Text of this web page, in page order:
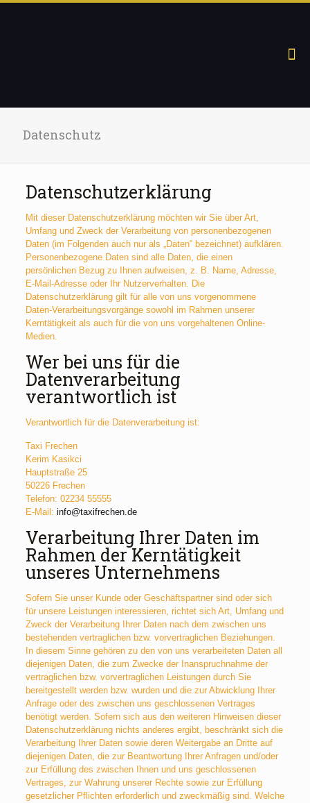
Datenschutz
Datenschutzerklärung
Mit dieser Datenschutzerklärung möchten wir Sie über Art,
Umfang und Zweck der Verarbeitung von personenbezogenen
Daten (im Folgenden auch nur als „Daten“ bezeichnet) aufklären.
Personenbezogene Daten sind alle Daten, die einen
persönlichen Bezug zu Ihnen aufweisen, z. B. Name, Adresse,
E-Mail-Adresse oder Ihr Nutzerverhalten. Die
Datenschutzerklärung gilt für alle von uns vorgenommene
Daten-Verarbeitungsvorgänge sowohl im Rahmen unserer
Kerntätigkeit als auch für die von uns vorgehaltenen Online-
Medien.
Wer bei uns für die
Datenverarbeitung
verantwortlich ist
Verantwortlich für die Datenverarbeitung ist:
Taxi Frechen
Kerim Kasikci
Hauptstraße 25
50226 Frechen
Telefon: 02234 55555
E-Mail: info@taxifrechen.de
Verarbeitung Ihrer Daten im
Rahmen der Kerntätigkeit
unseres Unternehmens
Sofern Sie unser Kunde oder Geschäftspartner sind oder sich
für unsere Leistungen interessieren, richtet sich Art, Umfang und
Zweck der Verarbeitung Ihrer Daten nach dem zwischen uns
bestehenden vertraglichen bzw. vorvertraglichen Beziehungen.
In diesem Sinne gehören zu den von uns verarbeiteten Daten all
diejenigen Daten, die zum Zwecke der Inanspruchnahme der
vertraglichen bzw. vorvertraglichen Leistungen durch Sie
bereitgestellt werden bzw. wurden und die zur Abwicklung Ihrer
Anfrage oder des zwischen uns geschlossenen Vertrages
benötigt werden. Sofern sich aus den weiteren Hinweisen dieser
Datenschutzerklärung nichts anderes ergibt, beschränkt sich die
Verarbeitung Ihrer Daten sowie deren Weitergabe an Dritte auf
diejenigen Daten, die zur Beantwortung Ihrer Anfragen und/oder
zur Erfüllung des zwischen Ihnen und uns geschlossenen
Vertrages, zur Wahrung unserer Rechte sowie zur Erfüllung
gesetzlicher Pflichten erforderlich und zweckmäßig sind. Welche